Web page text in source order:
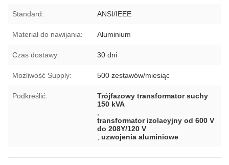
Standard: ANSI/IEEE
Materiał do nawijania: Aluminium
Czas dostawy: 30 dni
Możliwość Supply: 500 zestawów/miesiąc
Podkreślić:
Trójfazowy transformator suchy
150 kVA
transformator izolacyjny od 600 V
do 208Y/120 V
,uzwojenia aluminiowe